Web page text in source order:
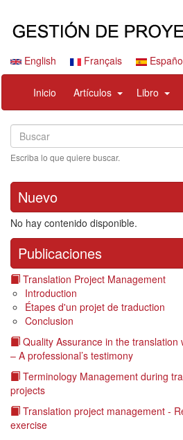
principalEnglish Français
principale
Inicio Artículos expandLibro
account
menu
Search
Buscar
Escriba lo que quiere buscar.
Nuevo
No hay contenido disponible.
Publicaciones
Translation Project Management
Introduction
Étapes d'un projet de traduction
Conclusion
Quality Assurance in the translation
– A professional’s testimony
Terminology Management during
projects
Translation project management -
exercise